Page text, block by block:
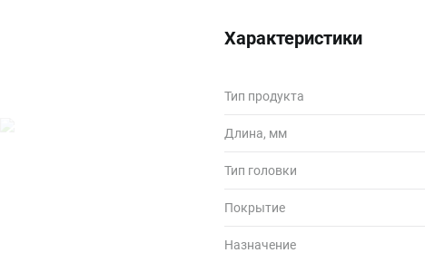
Характеристики
Тип продукта
Длина, мм
Тип головки
Покрытие
Назначение